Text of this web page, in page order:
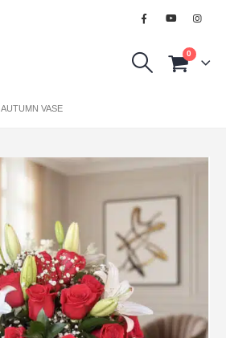
0
AUTUMN VASE